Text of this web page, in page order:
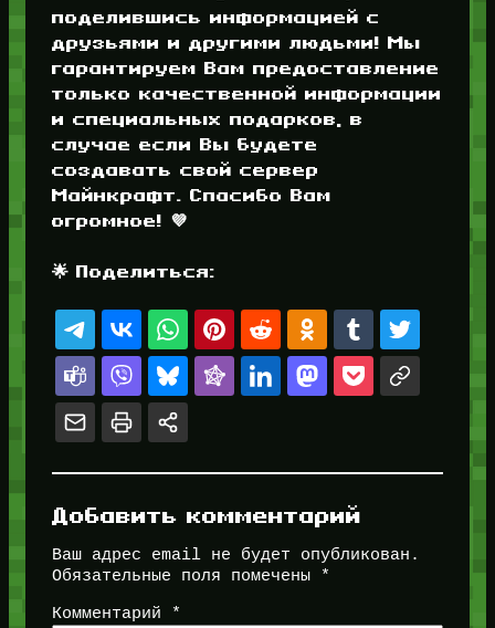
поделившись информацией с
друзьями и другими людьми! Мы
гарантируем Вам предоставление
только качественной информации
и специальных подарков, в
случае если Вы будете
создавать свой сервер
Майнкрафт. Спасибо Вам
огромное! 💜
🌟 Поделиться:
Добавить комментарий
Ваш адрес email не будет опубликован.
Обязательные поля помечены
*
Комментарий *